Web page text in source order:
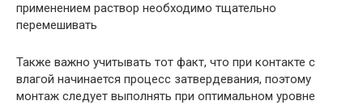
применением раствор необходимо тщательно
перемешивать
Также важно учитывать тот факт, что при контакте с
влагой начинается процесс затвердевания, поэтому
монтаж следует выполнять при оптимальном уровне